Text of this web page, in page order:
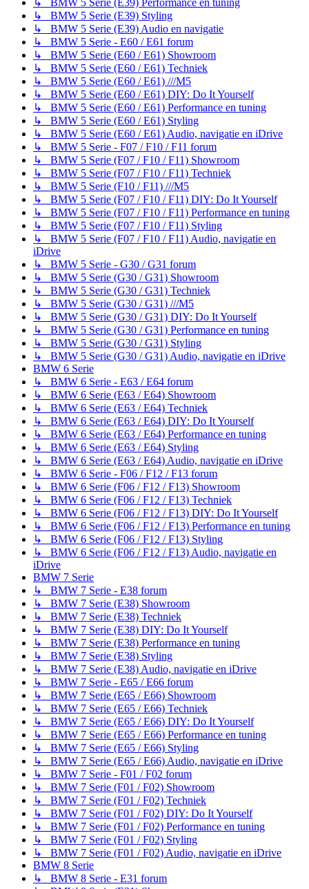
↳ BMW 5 Serie (E39) Styling
↳ BMW 5 Serie (E39) Audio en navigatie
↳ BMW 5 Serie - E60 / E61 forum
↳ BMW 5 Serie (E60 / E61) Showroom
↳ BMW 5 Serie (E60 / E61) Techniek
↳ BMW 5 Serie (E60 / E61) ///M5
↳ BMW 5 Serie (E60 / E61) DIY: Do It Yourself
↳ BMW 5 Serie (E60 / E61) Performance en tuning
↳ BMW 5 Serie (E60 / E61) Styling
↳ BMW 5 Serie (E60 / E61) Audio, navigatie en iDrive
↳ BMW 5 Serie - F07 / F10 / F11 forum
↳ BMW 5 Serie (F07 / F10 / F11) Showroom
↳ BMW 5 Serie (F07 / F10 / F11) Techniek
↳ BMW 5 Serie (F10 / F11) ///M5
↳ BMW 5 Serie (F07 / F10 / F11) DIY: Do It Yourself
↳ BMW 5 Serie (F07 / F10 / F11) Performance en tuning
↳ BMW 5 Serie (F07 / F10 / F11) Styling
↳ BMW 5 Serie (F07 / F10 / F11) Audio, navigatie en
iDrive
↳ BMW 5 Serie - G30 / G31 forum
↳ BMW 5 Serie (G30 / G31) Showroom
↳ BMW 5 Serie (G30 / G31) Techniek
↳ BMW 5 Serie (G30 / G31) ///M5
↳ BMW 5 Serie (G30 / G31) DIY: Do It Yourself
↳ BMW 5 Serie (G30 / G31) Performance en tuning
↳ BMW 5 Serie (G30 / G31) Styling
↳ BMW 5 Serie (G30 / G31) Audio, navigatie en iDrive
BMW 6 Serie
↳ BMW 6 Serie - E63 / E64 forum
↳ BMW 6 Serie (E63 / E64) Showroom
↳ BMW 6 Serie (E63 / E64) Techniek
↳ BMW 6 Serie (E63 / E64) DIY: Do It Yourself
↳ BMW 6 Serie (E63 / E64) Performance en tuning
↳ BMW 6 Serie (E63 / E64) Styling
↳ BMW 6 Serie (E63 / E64) Audio, navigatie en iDrive
↳ BMW 6 Serie - F06 / F12 / F13 forum
↳ BMW 6 Serie (F06 / F12 / F13) Showroom
↳ BMW 6 Serie (F06 / F12 / F13) Techniek
↳ BMW 6 Serie (F06 / F12 / F13) DIY: Do It Yourself
↳ BMW 6 Serie (F06 / F12 / F13) Performance en tuning
↳ BMW 6 Serie (F06 / F12 / F13) Styling
↳ BMW 6 Serie (F06 / F12 / F13) Audio, navigatie en
iDrive
BMW 7 Serie
↳ BMW 7 Serie - E38 forum
↳ BMW 7 Serie (E38) Showroom
↳ BMW 7 Serie (E38) Techniek
↳ BMW 7 Serie (E38) DIY: Do It Yourself
↳ BMW 7 Serie (E38) Performance en tuning
↳ BMW 7 Serie (E38) Styling
↳ BMW 7 Serie (E38) Audio, navigatie en iDrive
↳ BMW 7 Serie - E65 / E66 forum
↳ BMW 7 Serie (E65 / E66) Showroom
↳ BMW 7 Serie (E65 / E66) Techniek
↳ BMW 7 Serie (E65 / E66) DIY: Do It Yourself
↳ BMW 7 Serie (E65 / E66) Performance en tuning
↳ BMW 7 Serie (E65 / E66) Styling
↳ BMW 7 Serie (E65 / E66) Audio, navigatie en iDrive
↳ BMW 7 Serie - F01 / F02 forum
↳ BMW 7 Serie (F01 / F02) Showroom
↳ BMW 7 Serie (F01 / F02) Techniek
↳ BMW 7 Serie (F01 / F02) DIY: Do It Yourself
↳ BMW 7 Serie (F01 / F02) Performance en tuning
↳ BMW 7 Serie (F01 / F02) Styling
↳ BMW 7 Serie (F01 / F02) Audio, navigatie en iDrive
BMW 8 Serie
↳ BMW 8 Serie - E31 forum